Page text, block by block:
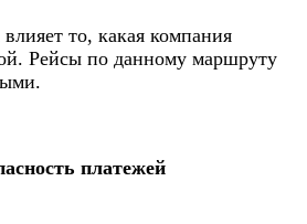
то, какая компания
Рейсы по данному маршруту
платежей